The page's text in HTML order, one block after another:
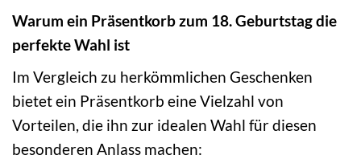
Warum ein Präsentkorb zum 18. Geburtstag die
perfekte Wahl ist
Im Vergleich zu herkömmlichen Geschenken
bietet ein Präsentkorb eine Vielzahl von
Vorteilen, die ihn zur idealen Wahl für diesen
besonderen Anlass machen: